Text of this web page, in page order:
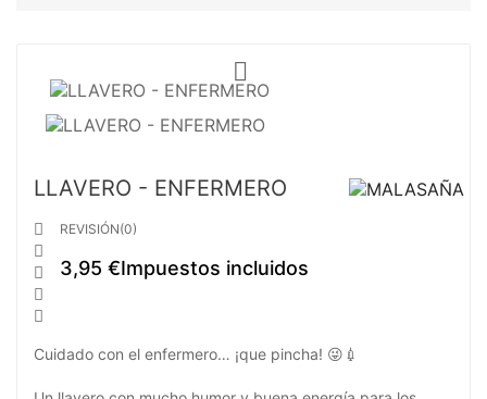

LLAVERO - ENFERMERO





REVISIÓN(0)
3,95 €Impuestos incluidos
Cuidado con el enfermero… ¡que pincha! 😜💉